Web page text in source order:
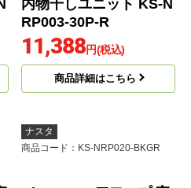
商品詳細はこちら
ナスタ
商品コード：KS-NRP003-30P-R
屋内物干 airシリーズ 室
内物干しユニット KS-N
RP003-30P-R
11,388円(税込)